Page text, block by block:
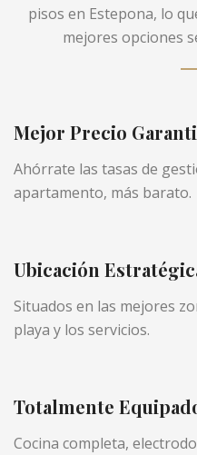
pisos en Estepona, lo
mejores opciones
Mejor Precio
Ahórrate las tasas de
apartamento, más barato.
Ubicación
Situados en las mejores
playa y los servicios.
Totalmente
Cocina completa,